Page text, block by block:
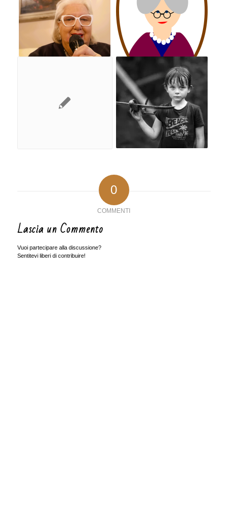
0
COMMENTI
Lascia un Commento
Vuoi partecipare alla discussione?
Sentitevi liberi di contribuire!